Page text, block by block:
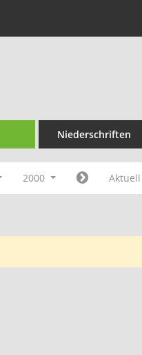
Niederschriften
2000 Aktuell